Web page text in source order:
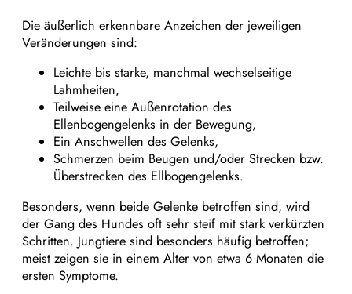
Die äußerlich erkennbare Anzeichen der jeweiligen
Veränderungen sind:
Leichte bis starke, manchmal wechselseitige
Lahmheiten,
Teilweise eine Außenrotation des
Ellenbogengelenks in der Bewegung,
Ein Anschwellen des Gelenks,
Schmerzen beim Beugen und/oder Strecken bzw.
Überstrecken des Ellbogengelenks.
Besonders, wenn beide Gelenke betroffen sind, wird
der Gang des Hundes oft sehr steif mit stark verkürzten
Schritten. Jungtiere sind besonders häufig betroffen;
meist zeigen sie in einem Alter von etwa 6 Monaten die
ersten Symptome.